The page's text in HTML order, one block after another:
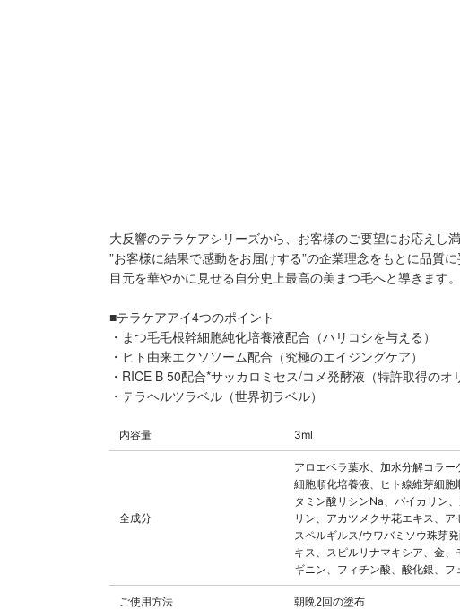
大反響のテラケアシリーズから、お客様のご要望にお応えし
”お客様に結果で感動をお届けする”の企業理念をもとに品質
目元を華やかに見せる自分史上最高の美まつ毛へと導きます。
■テラケアアイ4つのポイント
・まつ毛毛根幹細胞純化培養液配合（ハリコシを与える）
・ヒト由来エクソソーム配合（究極のエイジングケア）
・RICE B 50配合*サッカロミセス/コメ発酵液（特許取得のオ
・テラヘルツラベル（世界初ラベル）
内容量 3ml
全成分
アロエベラ葉水、加水分解コラ
細胞順化培養液、ヒト線維芽細
タミン酸リシンNa、バイカリン
リン、アカツメクサ花エキス、
スペルギルス/ウワバミソウ珠芽
キス、スピルリナマキシア、金
ギニン、フィチン酸、酸化銀、
ご使用方法 朝晩2回の塗布